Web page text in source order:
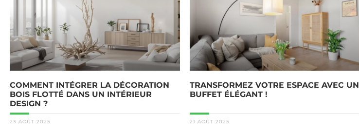
COMMENT INTÉGRER LA DÉCORATION
BOIS FLOTTÉ DANS UN INTÉRIEUR
DESIGN ?
23 AOÛT 2025
TRANSFORMEZ VOTRE ESPACE AVEC UN
BUFFET ÉLÉGANT !
21 AOÛT 2025